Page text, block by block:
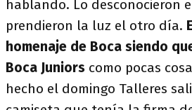
hablando. Lo desconocieron
prendieron la luz el otro día.
homenaje de Boca siendo
Boca Juniors como pocas
hecho el domingo Talleres